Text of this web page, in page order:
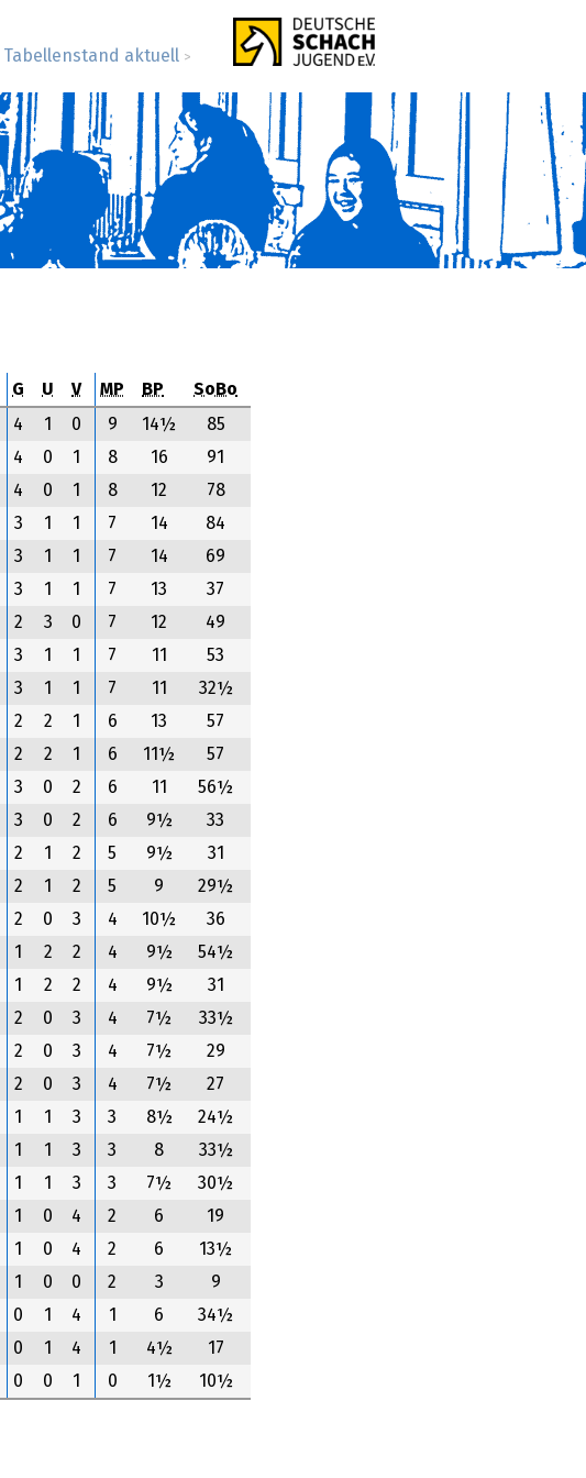
Tabellenstand aktuell >
G U V MP BP
SoBo
4 1 0 9 14½
85
4 0 1 8 16
91
4 0 1 8 12
78
3 1 1 7 14
84
3 1 1 7 14
69
3 1 1 7 13
37
2 3 0 7 12
49
3 1 1 7 11
53
3 1 1 7 11
32½
2 2 1 6 13
57
2 2 1 6 11½
57
3 0 2 6 11
56½
3 0 2 6 9½
33
2 1 2 5 9½
31
2 1 2 5 9
29½
2 0 3 4 10½
36
1 2 2 4 9½
54½
1 2 2 4 9½
31
2 0 3 4 7½
33½
2 0 3 4 7½
29
2 0 3 4 7½
27
1 1 3 3 8½
24½
1 1 3 3 8
33½
1 1 3 3 7½
30½
1 0 4 2 6
19
1 0 4 2 6
13½
1 0 0 2 3
9
0 1 4 1 6
34½
0 1 4 1 4½
17
0 0 1 0 1½ 10½